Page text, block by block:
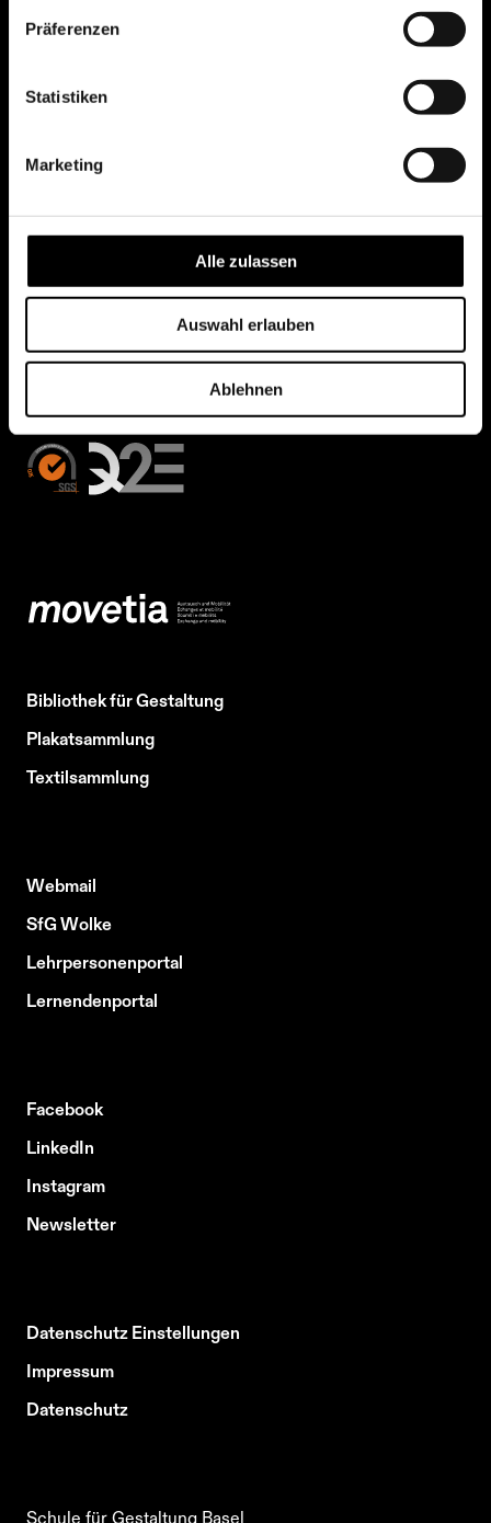
Präferenzen
Statistiken
Marketing
Alle zulassen
Auswahl erlauben
Ablehnen
Bibliothek für Gestaltung
Plakatsammlung
Textilsammlung
Webmail
SfG Wolke
Lehrpersonenportal
Lernendenportal
Facebook
LinkedIn
Instagram
Newsletter
Datenschutz Einstellungen
Impressum
Datenschutz
Schule für Gestaltung Basel